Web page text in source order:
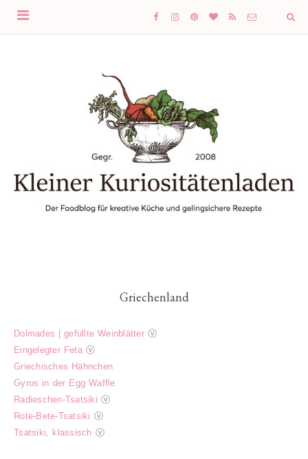
Griechenland
Dolmades | gefüllte Weinblätter ⓥ
Eingelegter Feta ⓥ
Griechisches Hähnchen
Gyros in der Egg Waffle
Radieschen-Tsatsiki ⓥ
Rote-Bete-Tsatsiki ⓥ
Tsatsiki, klassisch ⓥ